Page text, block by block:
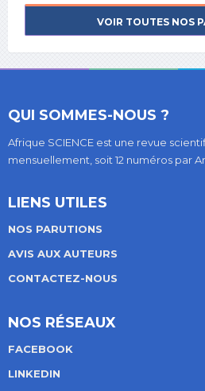
VOIR TOUTES NOS
QUI SOMMES-NOUS ?
Afrique SCIENCE est une revue
mensuellement, soit 12 numéros par
LIENS UTILES
NOS PARUTIONS
AVIS AUX AUTEURS
CONTACTEZ-NOUS
NOS RÉSEAUX
FACEBOOK
LINKEDIN